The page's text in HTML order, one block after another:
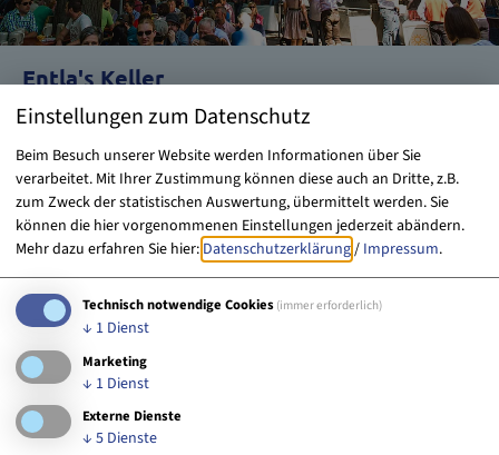
Entla's Keller
Einstellungen zum Datenschutz
Beim Besuch unserer Website werden Informationen über Sie
verarbeitet. Mit Ihrer Zustimmung können diese auch an Dritte, z.B.
zum Zweck der statistischen Auswertung, übermittelt werden. Sie
können die hier vorgenommenen Einstellungen jederzeit abändern.
Mehr dazu erfahren Sie hier: Datenschutzerklärung/ Impressum.
Technisch notwendige Cookies (immer erforderlich)
↓ 1 Dienst
Marketing
↓ 1 Dienst
Externe Dienste
↓ 5 Dienste